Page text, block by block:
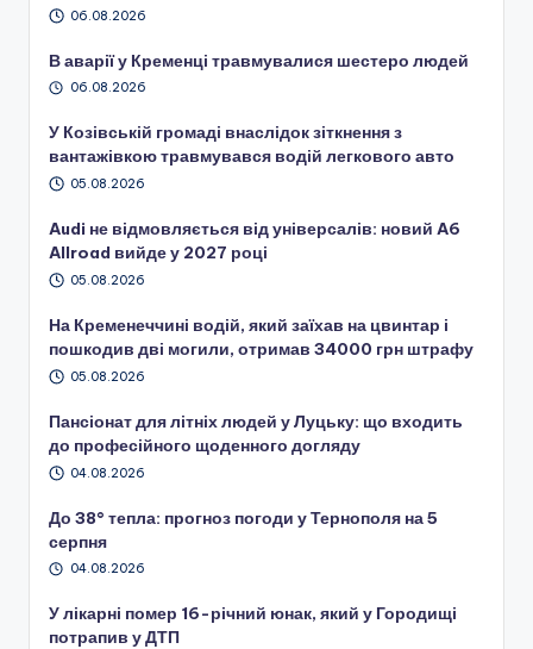
06.08.2026
В аварії у Кременці травмувалися шестеро людей
06.08.2026
У Козівській громаді внаслідок зіткнення з
вантажівкою травмувався водій легкового авто
05.08.2026
Audi не відмовляється від універсалів: новий A6
Allroad вийде у 2027 році
05.08.2026
На Кременеччині водій, який заїхав на цвинтар і
пошкодив дві могили, отримав 34000 грн штрафу
05.08.2026
Пансіонат для літніх людей у Луцьку: що входить
до професійного щоденного догляду
04.08.2026
До 38° тепла: прогноз погоди у Тернополя на 5
серпня
04.08.2026
У лікарні помер 16-річний юнак, який у Городищі
потрапив у ДТП